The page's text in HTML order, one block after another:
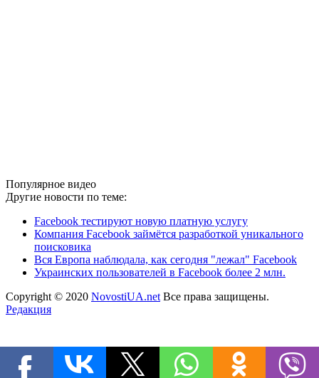
Популярное видео
Другие новости по теме:
Facebook тестируют новую платную услугу
Компания Facebook займётся разработкой уникального
поисковика
Вся Европа наблюдала, как сегодня "лежал" Facebook
Украинских пользователей в Facebook более 2 млн.
Copyright © 2020 NovostiUA.net Все права защищены.
Редакция